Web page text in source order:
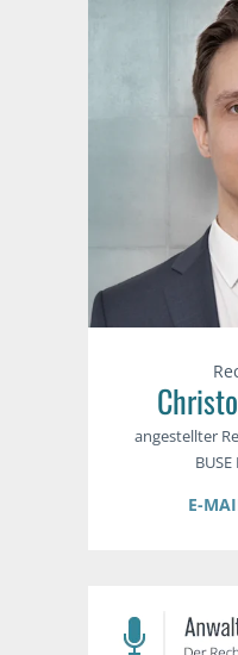
angestellter
BUSE
E-